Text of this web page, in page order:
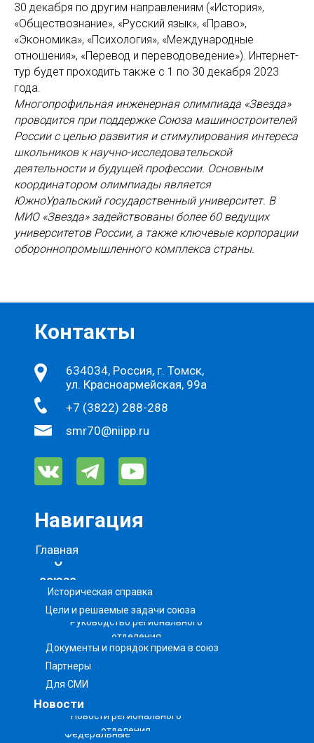
30 декабря по другим направлениям («История»,
«Обществознание», «Русский язык», «Право»,
«Экономика», «Психология», «Международные
отношения», «Перевод и переводоведение»). Интернет-
тур будет проходить также с 1 по 30 декабря 2023
года.
Многопрофильная инженерная олимпиада «Звезда»
проводится при поддержке Союза машиностроителей
России с целью развития и стимулирования интереса
школьников к научно-исследовательской
деятельности и будущей профессии. Основным
координатором олимпиады является
ЮжноУральский государственный университет. В
МИО «Звезда» задействованы более 60 ведущих
университетов России, а также ключевые корпорации
обороннопромышленного комплекса страны.
634034, Россия, г. Томск,
ул. Красноармейская, 99а
+7 (3822) 288-288
smr70@niipp.ru
Контакты
О
союзе
Новости
Навигация
Главная
Историческая справка
Цели и решаемые задачи союза
Руководство регионального
отделения
Документы и порядок приема в союз
Партнеры
Для СМИ
Новости регионального
отделения
Федеральные